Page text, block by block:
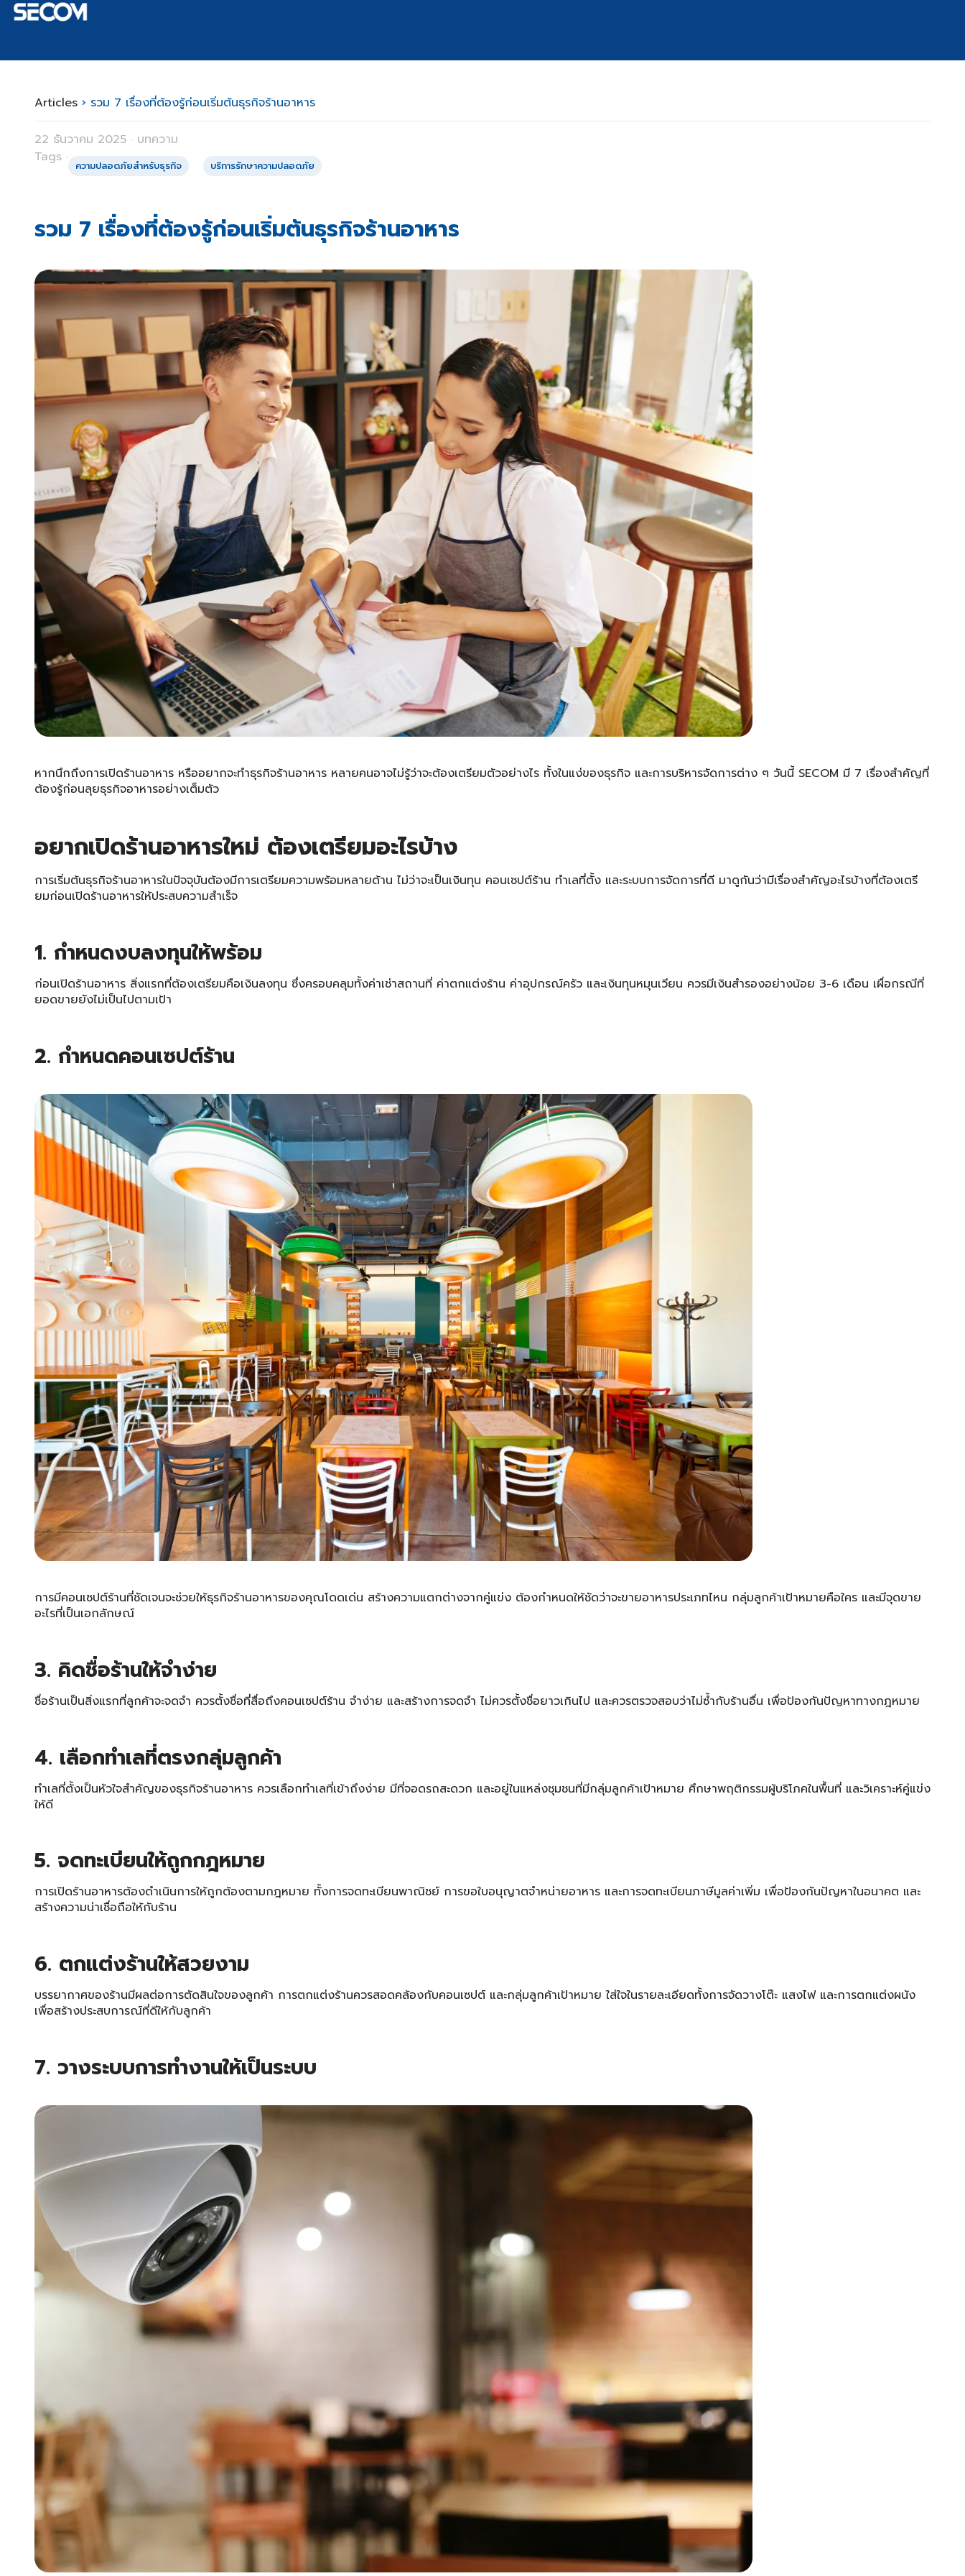
Articles › รวม 7 เรื่องที่ต้องรู้ก่อนเริ่มต้นธุรกิจร้านอาหาร
22 ธันวาคม 2025 · บทความ
Tags ·
ความปลอดภัยสำหรับธุรกิจ บริการรักษาความปลอดภัย
รวม 7 เรื่องที่ต้องรู้ก่อนเริ่มต้นธุรกิจร้านอาหาร
หากนึกถึงการเปิดร้านอาหาร หรืออยากจะทำธุรกิจร้านอาหาร หลายคนอาจไม่รู้ว่าจะต้องเตรียมตัวอย่างไร ทั้งในแง่ของธุรกิจ และการบริหารจัดการต่าง ๆ วันนี้ SECOM มี 7 เรื่องสำคัญที่
ต้องรู้ก่อนลุยธุรกิจอาหารอย่างเต็มตัว
อยากเปิดร้านอาหารใหม่ ต้องเตรียมอะไรบ้าง
การเริ่มต้นธุรกิจร้านอาหารในปัจจุบันต้องมีการเตรียมความพร้อมหลายด้าน ไม่ว่าจะเป็นเงินทุน คอนเซปต์ร้าน ทำเลที่ตั้ง และระบบการจัดการที่ดี มาดูกันว่ามีเรื่องสำคัญอะไรบ้างที่ต้องเตรี
ยมก่อนเปิดร้านอาหารให้ประสบความสำเร็จ
1. กำหนดงบลงทุนให้พร้อม
ก่อนเปิดร้านอาหาร สิ่งแรกที่ต้องเตรียมคือเงินลงทุน ซึ่งครอบคลุมทั้งค่าเช่าสถานที่ ค่าตกแต่งร้าน ค่าอุปกรณ์ครัว และเงินทุนหมุนเวียน ควรมีเงินสำรองอย่างน้อย 3-6 เดือน เผื่อกรณีที่
ยอดขายยังไม่เป็นไปตามเป้า
2. กำหนดคอนเซปต์ร้าน
การมีคอนเซปต์ร้านที่ชัดเจนจะช่วยให้ธุรกิจร้านอาหารของคุณโดดเด่น สร้างความแตกต่างจากคู่แข่ง ต้องกำหนดให้ชัดว่าจะขายอาหารประเภทไหน กลุ่มลูกค้าเป้าหมายคือใคร และมีจุดขาย
อะไรที่เป็นเอกลักษณ์
3. คิดชื่อร้านให้จำง่าย
ชื่อร้านเป็นสิ่งแรกที่ลูกค้าจะจดจำ ควรตั้งชื่อที่สื่อถึงคอนเซปต์ร้าน จำง่าย และสร้างการจดจำ ไม่ควรตั้งชื่อยาวเกินไป และควรตรวจสอบว่าไม่ซ้ำกับร้านอื่น เพื่อป้องกันปัญหาทางกฎหมาย
4. เลือกทำเลที่ตรงกลุ่มลูกค้า
ทำเลที่ตั้งเป็นหัวใจสำคัญของธุรกิจร้านอาหาร ควรเลือกทำเลที่เข้าถึงง่าย มีที่จอดรถสะดวก และอยู่ในแหล่งชุมชนที่มีกลุ่มลูกค้าเป้าหมาย ศึกษาพฤติกรรมผู้บริโภคในพื้นที่ และวิเคราะห์คู่แข่ง
ให้ดี
5. จดทะเบียนให้ถูกกฎหมาย
การเปิดร้านอาหารต้องดำเนินการให้ถูกต้องตามกฎหมาย ทั้งการจดทะเบียนพาณิชย์ การขอใบอนุญาตจำหน่ายอาหาร และการจดทะเบียนภาษีมูลค่าเพิ่ม เพื่อป้องกันปัญหาในอนาคต และ
สร้างความน่าเชื่อถือให้กับร้าน
6. ตกแต่งร้านให้สวยงาม
บรรยากาศของร้านมีผลต่อการตัดสินใจของลูกค้า การตกแต่งร้านควรสอดคล้องกับคอนเซปต์ และกลุ่มลูกค้าเป้าหมาย ใส่ใจในรายละเอียดทั้งการจัดวางโต๊ะ แสงไฟ และการตกแต่งผนัง
เพื่อสร้างประสบการณ์ที่ดีให้กับลูกค้า
7. วางระบบการทำงานให้เป็นระบบ